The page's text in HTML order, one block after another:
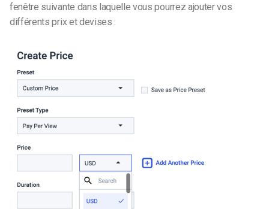
fenêtre suivante dans laquelle vous pourrez ajouter vos
différents prix et devises :